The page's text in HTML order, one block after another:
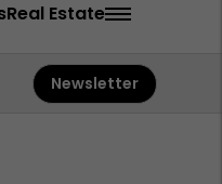
Real Estate
Newsletter